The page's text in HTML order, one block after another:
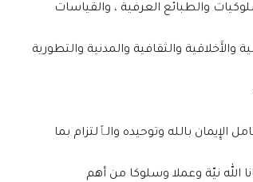
والطبائع العرفية ، والقياسات
والأَخلاقية والثقافية والمدنية والتطورية
الإِيمان بالله وتوحيده والٱلتزام بما
الله نيّة وعملا وسلوكا من أهم